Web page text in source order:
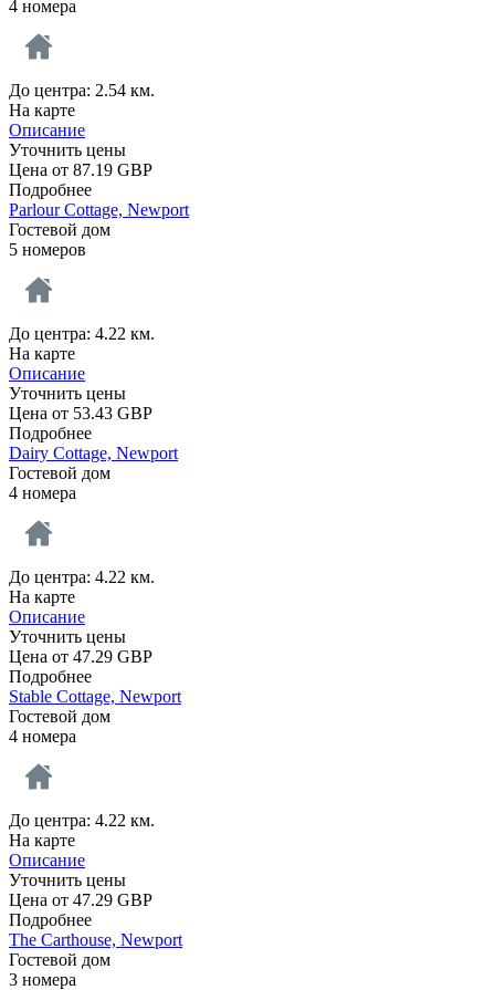
4 номера
До центра: 2.54 км.
На карте
Описание
Уточнить цены
Цена от 87.19 GBP
Подробнее
Parlour Cottage, Newport
Гостевой дом
5 номеров
До центра: 4.22 км.
На карте
Описание
Уточнить цены
Цена от 53.43 GBP
Подробнее
Dairy Cottage, Newport
Гостевой дом
4 номера
До центра: 4.22 км.
На карте
Описание
Уточнить цены
Цена от 47.29 GBP
Подробнее
Stable Cottage, Newport
Гостевой дом
4 номера
До центра: 4.22 км.
На карте
Описание
Уточнить цены
Цена от 47.29 GBP
Подробнее
The Carthouse, Newport
Гостевой дом
3 номера